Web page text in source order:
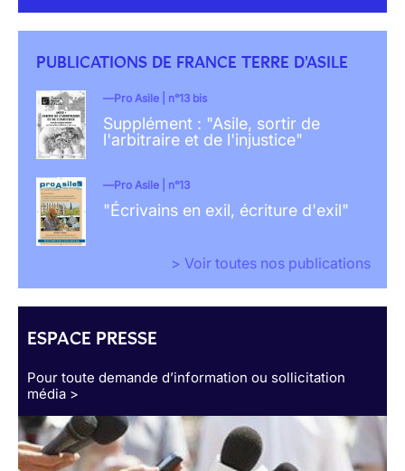
PUBLICATIONS DE FRANCE TERRE D'ASILE
Pro Asile | n°13 bis
Supplément : "Asile, sortir de
l'arbitraire et de l'injustice"
Pro Asile | n°13
"Écrivains en exil, écriture d'exil"
> Voir toutes nos publications
ESPACE PRESSE
Pour toute demande d’information ou sollicitation
média >